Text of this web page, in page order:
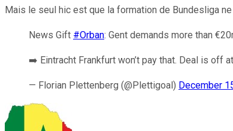
Mais le seul hic est que la formation de Bundesliga
News Gift #Orban: Gent demands more than
➡️ Eintracht Frankfurt won’t pay that. Deal is off
— Florian Plettenberg (@Plettigoal) December